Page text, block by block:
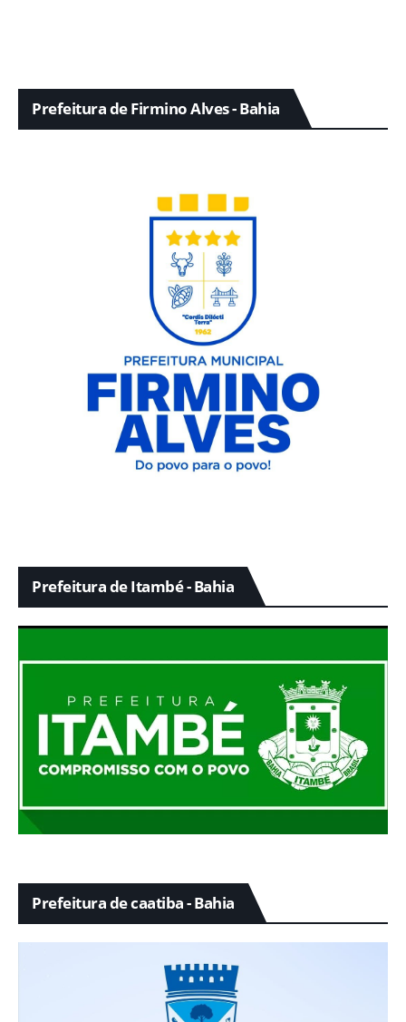
Prefeitura de Firmino Alves - Bahia
Prefeitura de Itambé - Bahia
Prefeitura de caatiba - Bahia